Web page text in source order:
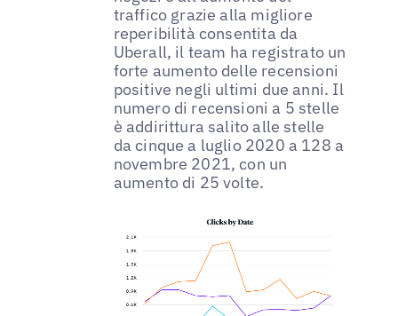
traffico grazie alla migliore
reperibilità consentita da
Uberall, il team ha registrato un
forte aumento delle recensioni
positive negli ultimi due anni. Il
numero di recensioni a 5 stelle
è addirittura salito alle stelle
da cinque a luglio 2020 a 128 a
novembre 2021, con un
aumento di 25 volte.